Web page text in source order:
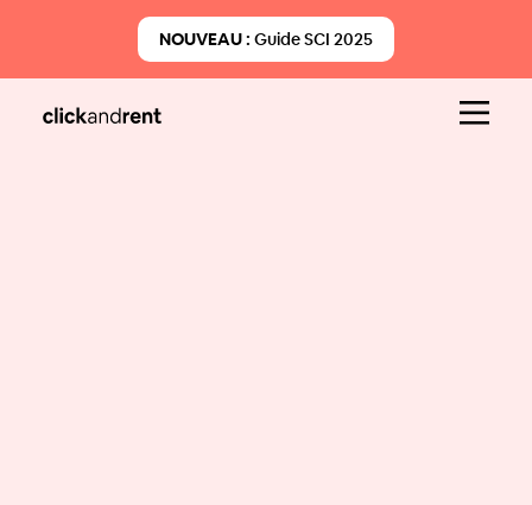
NOUVEAU : Guide SCI 2025